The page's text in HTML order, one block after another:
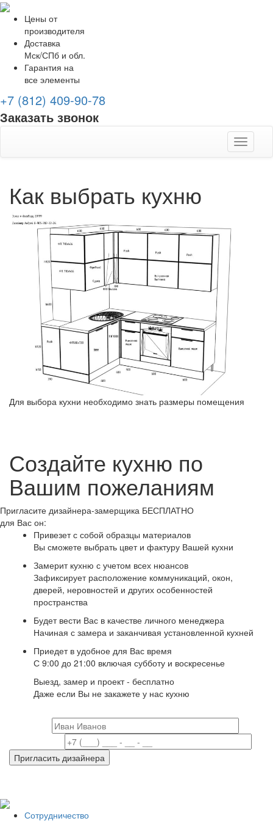
Цены от
производителя
Доставка
Мск/СПб и обл.
Гарантия на
все элементы
+7 (812) 409-90-78
Заказать звонок
Toggle
Как выбрать кухню
Для выбора кухни необходимо знать размеры помещения
Создайте кухню по
Вашим пожеланиям
Пригласите дизайнера-замерщика БЕСПЛАТНО
для Вас он:
Привезет с собой образцы материалов
Вы сможете выбрать цвет и фактуру Вашей кухни
Замерит кухню с учетом всех нюансов
Зафиксирует расположение коммуникаций, окон,
дверей, неровностей и других особенностей
пространства
Будет вести Вас в качестве личного менеджера
Начиная с замера и заканчивая установленной кухней
Приедет в удобное для Вас время
С 9:00 до 21:00 включая субботу и воскресенье
Выезд, замер и проект - бесплатно
Даже если Вы не закажете у нас кухню
Пригласить дизайнера
Сотрудничество